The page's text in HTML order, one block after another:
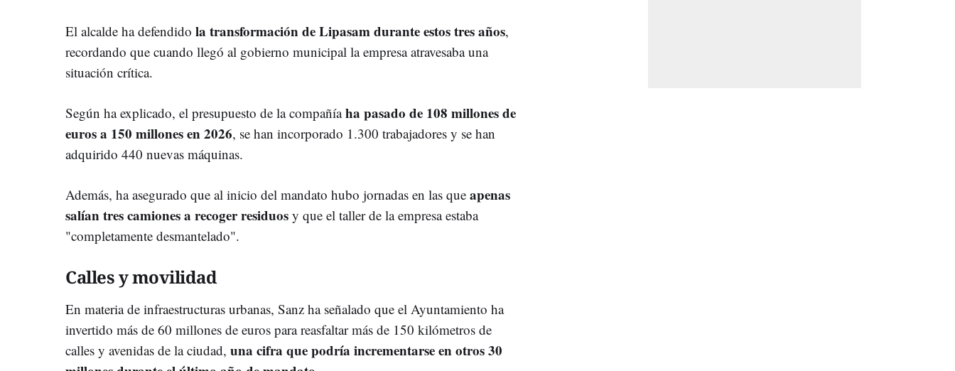
El alcalde ha defendido la transformación de Lipasam durante estos tres años,
recordando que cuando llegó al gobierno municipal la empresa atravesaba una
situación crítica.
Según ha explicado, el presupuesto de la compañíaha pasado de 108 millones de
euros a 150 millones en 2026, se han incorporado 1.300 trabajadores y se han
adquirido 440 nuevas máquinas.
Además, ha asegurado que al inicio del mandato hubo jornadas en las que apenas
salían tres camiones a recoger residuos y que el taller de la empresa estaba
"completamente desmantelado".
Calles y movilidad
En materia de infraestructuras urbanas, Sanz ha señalado que el Ayuntamiento ha
invertido más de 60 millones de euros para reasfaltar más de 150 kilómetros de
calles y avenidas de la ciudad, una cifra que podría incrementarse en otros 30